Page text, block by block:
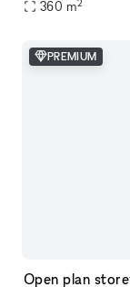
360 m2
PREMIUM